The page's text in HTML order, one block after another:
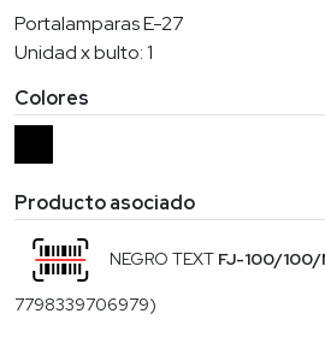
Portalamparas E-27
Unidad x bulto: 1
Colores
Producto asociado
NEGRO TEXT FJ-100/100/
7798339706979)